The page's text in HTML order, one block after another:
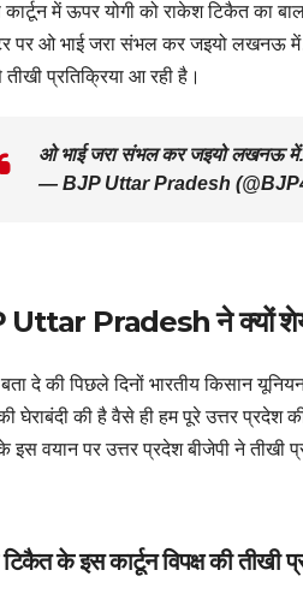
कार्टून में ऊपर योगी को राकेश टिकैत का
पर ओ भाई जरा संभल कर जइयो लखनऊ
प्रतिक्रिया आ रही है।
ओ भाई जरा संभल कर जइयो लखनऊ
— BJP Uttar Pradesh
Uttar Pradesh ने क्यों
दे की पिछले दिनों भारतीय किसान
घेराबंदी की है वैसे ही हम पूरे उत्तर
इस वयान पर उत्तर प्रदेश बीजेपी ने तीखी
के इस कार्टून विपक्ष की तीखी